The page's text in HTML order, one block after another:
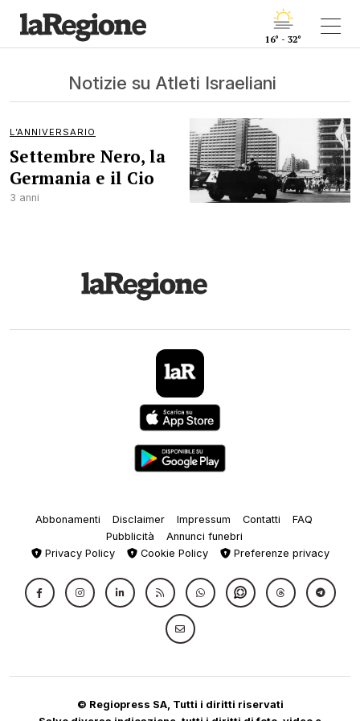
16° - 32°
Notizie su Atleti Israeliani
L’ANNIVERSARIO
Settembre Nero, la
Germania e il Cio
3 anni
Abbonamenti Disclaimer Impressum Contatti
FAQ
Pubblicità
Annunci funebri
Privacy Policy
Cookie Policy Preferenze privacy
© Regiopress SA, Tutti i diritti riservati